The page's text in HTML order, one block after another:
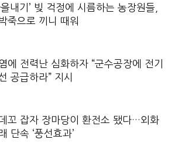
을내기’ 빚 걱정에 시름하는 농장원들,
죽으로 끼니 때워
에 전력난 심화하자 “군수공장에 전기
공급하라” 지시
꼬 잡자 장마당이 환전소 됐다…외화
단속 ‘풍선효과’